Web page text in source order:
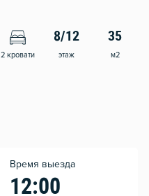
2 кровати
8/12
этаж
35
м2
Время выезда
12:00